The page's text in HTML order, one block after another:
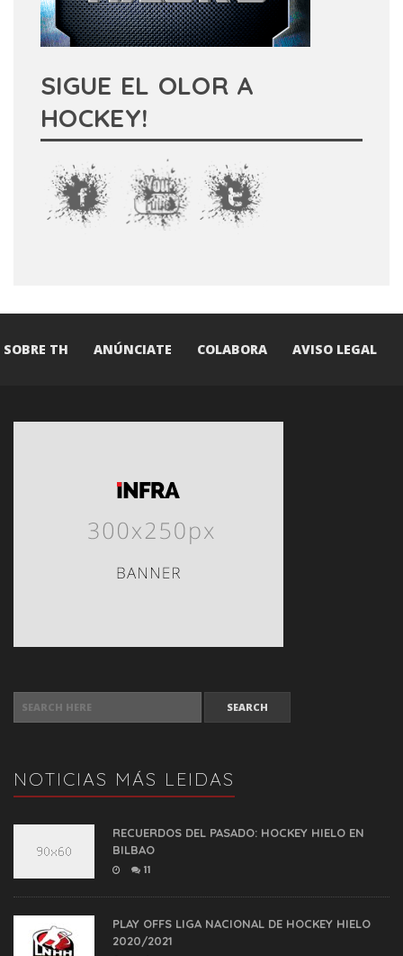
SIGUE EL OLOR A
HOCKEY!
SOBRE TH ANÚNCIATE COLABORA AVISO LEGAL
NOTICIAS MÁS LEIDAS
RECUERDOS DEL PASADO: HOCKEY HIELO EN
BILBAO
11
PLAY OFFS LIGA NACIONAL DE HOCKEY HIELO
2020/2021